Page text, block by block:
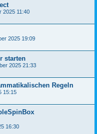
2025 11:40
2025 19:09
starten
2025 21:33
Regeln
15:15
16:30